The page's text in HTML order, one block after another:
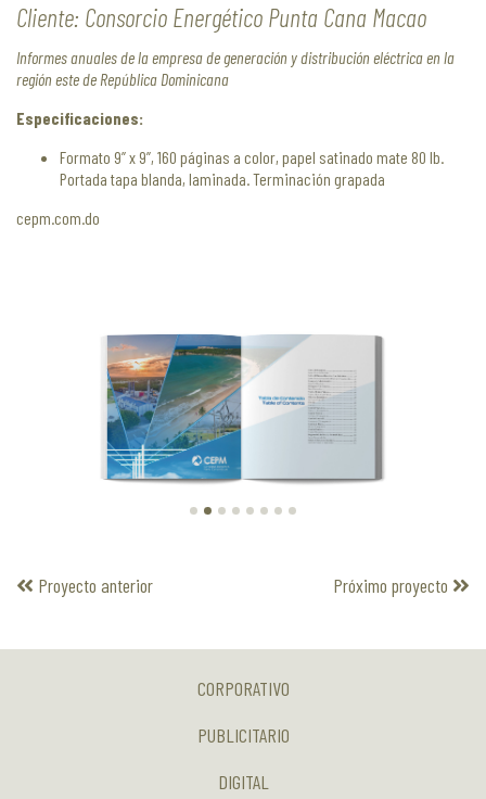
Cliente: Consorcio Energético Punta Cana Macao
Informes anuales de la empresa de generación y distribución eléctrica en la
región este de República Dominicana
Especificaciones:
Formato 9” x 9”, 160 páginas a color, papel satinado mate 80 lb.
Portada tapa blanda, laminada. Terminación grapada
cepm.com.do
Proyecto anterior Próximo proyecto
CORPORATIVO
PUBLICITARIO
DIGITAL